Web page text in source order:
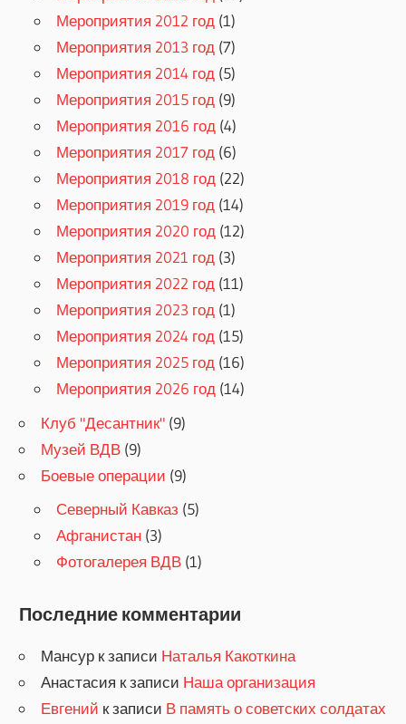
Мероприятия 2012 год (1)
Мероприятия 2013 год (7)
Мероприятия 2014 год (5)
Мероприятия 2015 год (9)
Мероприятия 2016 год (4)
Мероприятия 2017 год (6)
Мероприятия 2018 год (22)
Мероприятия 2019 год (14)
Мероприятия 2020 год (12)
Мероприятия 2021 год (3)
Мероприятия 2022 год (11)
Мероприятия 2023 год (1)
Мероприятия 2024 год (15)
Мероприятия 2025 год (16)
Мероприятия 2026 год (14)
Клуб "Десантник" (9)
Музей ВДВ (9)
Боевые операции (9)
Северный Кавказ (5)
Афганистан (3)
Фотогалерея ВДВ (1)
Последние комментарии
Мансур к записи Наталья Какоткина
Анастасия к записи Наша организация
Евгений к записи В память о советских солдатах